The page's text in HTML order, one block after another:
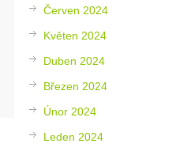
Červen 2024
Květen 2024
Duben 2024
Březen 2024
Únor 2024
Leden 2024